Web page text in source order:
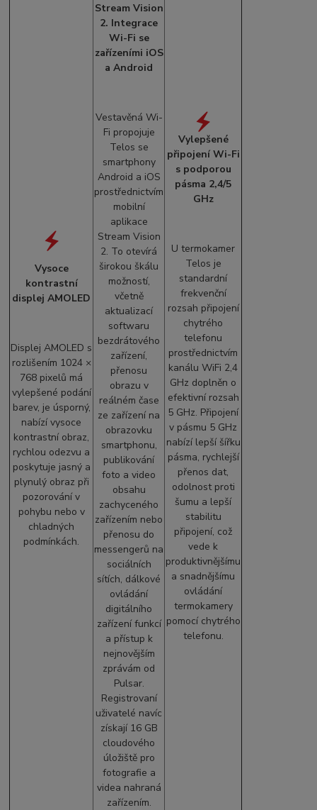
Vysoce
kontrastní
displej AMOLED
Displej AMOLED s
rozlišením 1024 ×
768 pixelů má
vylepšené podání
barev, je úsporný,
nabízí vysoce
kontrastní obraz,
rychlou odezvu a
poskytuje jasný a
plynulý obraz při
pozorování v
pohybu nebo v
chladných
podmínkách.
Stream Vision
2. Integrace
Wi-Fi se
zařízeními iOS
a Android
Vestavěná Wi-
Fi propojuje
Telos se
smartphony
Android a iOS
prostřednictvím
mobilní
aplikace
Stream Vision
2. To otevírá
širokou škálu
možností,
včetně
aktualizací
softwaru
bezdrátového
zařízení,
přenosu
obrazu v
reálném čase
ze zařízení na
obrazovku
smartphonu,
publikování
foto a video
obsahu
zachyceného
zařízením nebo
přenosu do
messengerů na
sociálních
sítích, dálkové
ovládání
digitálního
zařízení funkcí
a přístup k
nejnovějším
zprávám od
Pulsar.
Registrovaní
uživatelé navíc
získají 16 GB
cloudového
úložiště pro
fotografie a
videa nahraná
zařízením.
Vylepšené
připojení Wi-Fi
s podporou
pásma 2,4/5
GHz
U termokamer
Telos je
standardní
frekvenční
rozsah připojení
chytrého
telefonu
prostřednictvím
kanálu WiFi 2,4
GHz doplněn o
efektivní rozsah
5 GHz. Připojení
v pásmu 5 GHz
nabízí lepší šířku
pásma, rychlejší
přenos dat,
odolnost proti
šumu a lepší
stabilitu
připojení, což
vede k
produktivnějšímu
a snadnějšímu
ovládání
termokamery
pomocí chytrého
telefonu.